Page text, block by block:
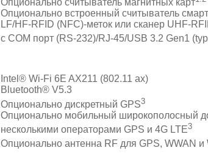
Опционально встроенный считыватель
LF/HF-RFID (NFC)-меток или сканер UHF-
с COM порт (RS-232)/RJ-45/USB 3.2 Gen1
Intel® Wi-Fi 6E AX211 (802.11 ax)
Bluetooth® V5.3
Опционально дискретный GPS3
Опционально мобильный широкополосный
несколькими операторами GPS и 4G LTE3
Опционально антенна RF для GPS, WWAN и